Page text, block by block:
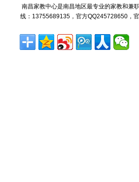
南昌家教中心是南昌地区最专业的家教和兼
线：13755689135，官方QQ245728650，